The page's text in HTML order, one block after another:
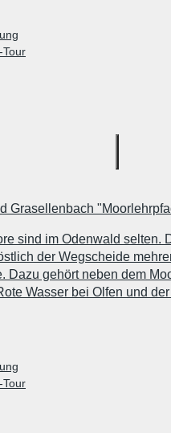
Tour
Grasellenbach
sind im Odenwald selten.
der Wegscheide
Dazu gehört neben dem
Wasser bei Olfen und
Tour